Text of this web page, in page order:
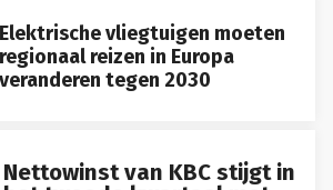
Elektrische vliegtuigen moeten
regionaal reizen in Europa
veranderen tegen 2030
Nettowinst van KBC stijgt in